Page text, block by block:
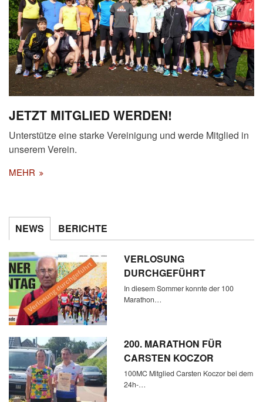
JETZT MITGLIED WERDEN!
Unterstütze eine starke Vereinigung und werde Mitglied in
unserem Verein.
MEHR
NEWS BERICHTE
VERLOSUNG
DURCHGEFÜHRT
In diesem Sommer konnte der 100
Marathon…
200. MARATHON FÜR
CARSTEN KOCZOR
100MC Mitglied Carsten Koczor bei dem
24h-…